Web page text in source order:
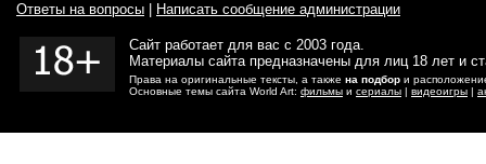
Ответы на вопросы Написать сообщение администрации
Сайт работает для вас с 2003 года.
Материалы сайта предназначены для лиц 18 лет и
Права на оригинальные тексты, а также на подбор и
Основные темы сайта World Art: фильмы и сериалы | видеоигры |